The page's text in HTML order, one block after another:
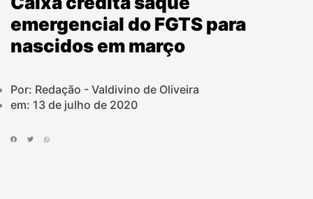
emergencial do FGTS para
nascidos em março
Por: Redação - Valdivino de Oliveira
em: 13 de julho de 2020